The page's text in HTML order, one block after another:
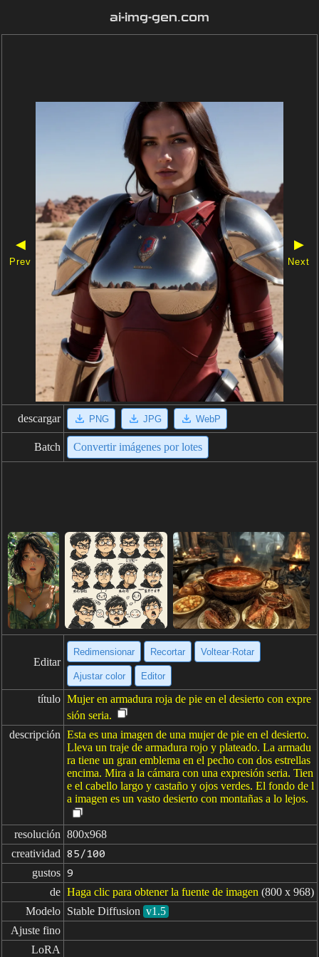
ai-img-gen.com
◀
Prev
▶
Next
descargar PNG JPG WebP
Batch Convertir imágenes por lotes
Editar
Redimensionar Recortar Voltear·Rotar
Ajustar color Editor
título Mujer en armadura roja de pie en el desierto con expre
sión seria.
descripción Esta es una imagen de una mujer de pie en el desierto.
Lleva un traje de armadura rojo y plateado. La armadu
ra tiene un gran emblema en el pecho con dos estrellas
encima. Mira a la cámara con una expresión seria. Tien
e el cabello largo y castaño y ojos verdes. El fondo de l
a imagen es un vasto desierto con montañas a lo lejos.
resolución 800x968
creatividad
85/100
gustos 9
de Haga clic para obtener la fuente de imagen (800 x 968)
Modelo Stable Diffusion v1.5
Ajuste fino
LoRA